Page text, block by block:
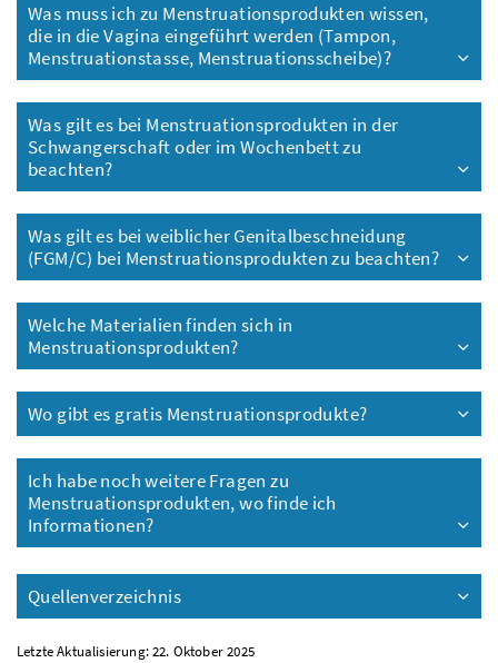
Was muss ich zu Menstruationsprodukten wissen,
die in die Vagina eingeführt werden (Tampon,
Menstruationstasse, Menstruationsscheibe)?
Was gilt es bei Menstruationsprodukten in der
Schwangerschaft oder im Wochenbett zu
beachten?
Was gilt es bei weiblicher Genitalbeschneidung
(FGM/C) bei Menstruationsprodukten zu beachten?
Welche Materialien finden sich in
Menstruationsprodukten?
Wo gibt es gratis Menstruationsprodukte?
Ich habe noch weitere Fragen zu
Menstruationsprodukten, wo finde ich
Informationen?
Quellenverzeichnis
Letzte Aktualisierung: 22. Oktober 2025